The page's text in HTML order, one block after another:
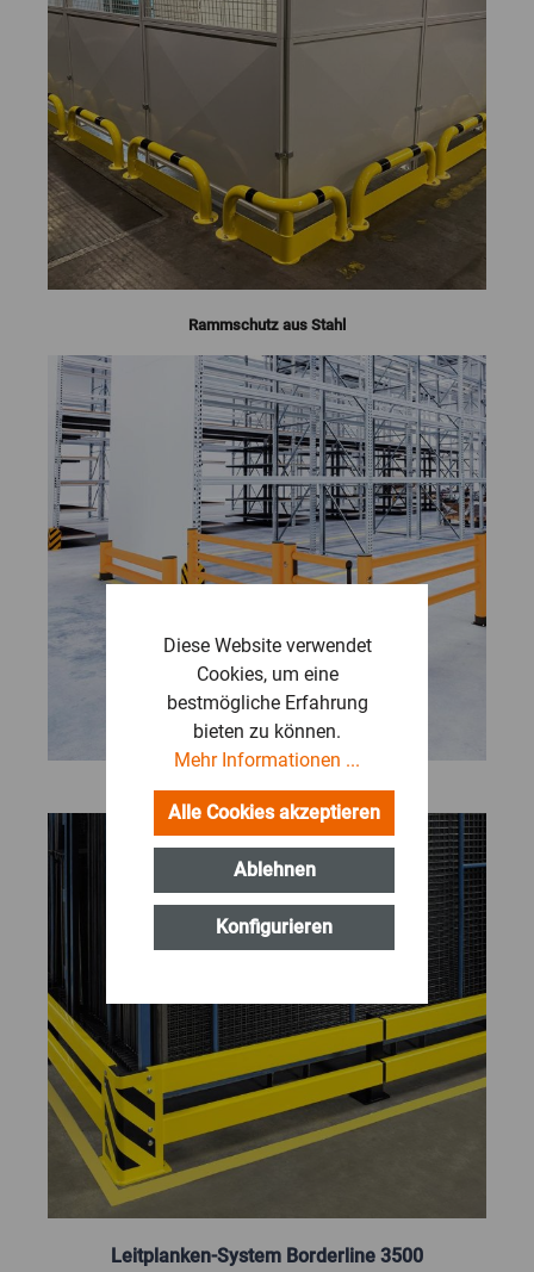
Rammschutz aus Stahl
Rammschutz aus Kunststoff
Leitplanken-System Borderline 3500
Diese Website verwendet
Cookies, um eine
bestmögliche Erfahrung
bieten zu können.
Mehr Informationen ...
Ablehnen
Konfigurieren
Alle Cookies akzeptieren